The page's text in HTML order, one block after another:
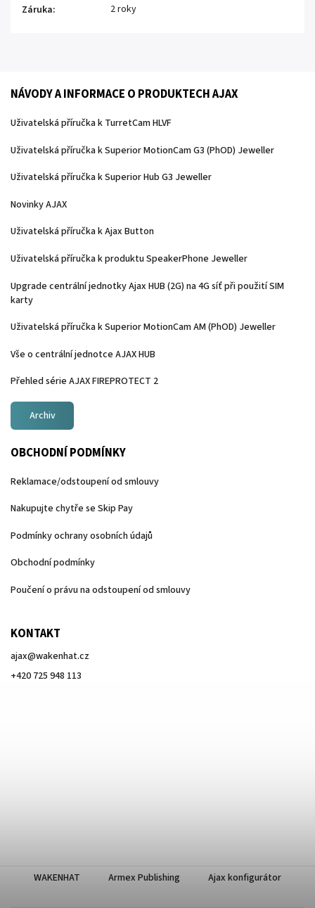
Záruka: 2 roky
NÁVODY A INFORMACE O PRODUKTECH AJAX
Uživatelská příručka k TurretCam HLVF
Uživatelská příručka k Superior MotionCam G3 (PhOD) Jeweller
Uživatelská příručka k Superior Hub G3 Jeweller
Novinky AJAX
Uživatelská příručka k Ajax Button
Uživatelská příručka k produktu SpeakerPhone Jeweller
Upgrade centrální jednotky Ajax HUB (2G) na 4G síť při použití SIM
karty
Uživatelská příručka k Superior MotionCam AM (PhOD) Jeweller
Vše o centrální jednotce AJAX HUB
Přehled série AJAX FIREPROTECT 2
Archiv
OBCHODNÍ PODMÍNKY
Reklamace/odstoupení od smlouvy
Nakupujte chytře se Skip Pay
Podmínky ochrany osobních údajů
Obchodní podmínky
Poučení o právu na odstoupení od smlouvy
KONTAKT
ajax@wakenhat.cz
+420 725 948 113
WAKENHAT Armex Publishing Ajax konfigurátor